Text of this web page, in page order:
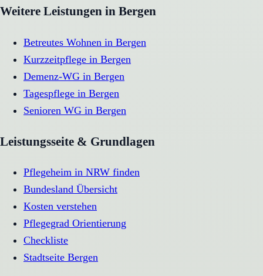
Weitere Leistungen in Bergen
Betreutes Wohnen in Bergen
Kurzzeitpflege in Bergen
Demenz-WG in Bergen
Tagespflege in Bergen
Senioren WG in Bergen
Leistungsseite & Grundlagen
Pflegeheim in NRW finden
Bundesland Übersicht
Kosten verstehen
Pflegegrad Orientierung
Checkliste
Stadtseite Bergen